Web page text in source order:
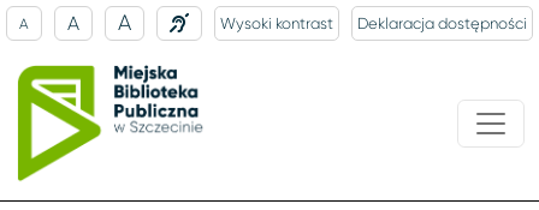
A A A Wysoki kontrast Deklaracja dostępności